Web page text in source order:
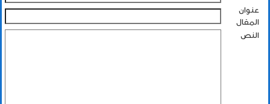
عنوان
المقال
النص